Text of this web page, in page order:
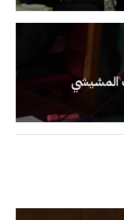
المشيشي